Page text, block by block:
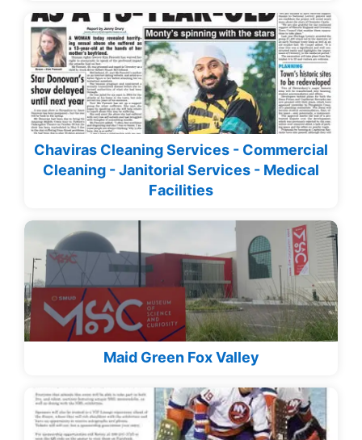
Chaviras Cleaning Services - Commercial
Cleaning - Janitorial Services - Medical
Facilities
Maid Green Fox Valley